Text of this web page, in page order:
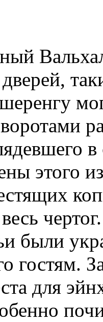
дверей,
этого
были
гостям.
для